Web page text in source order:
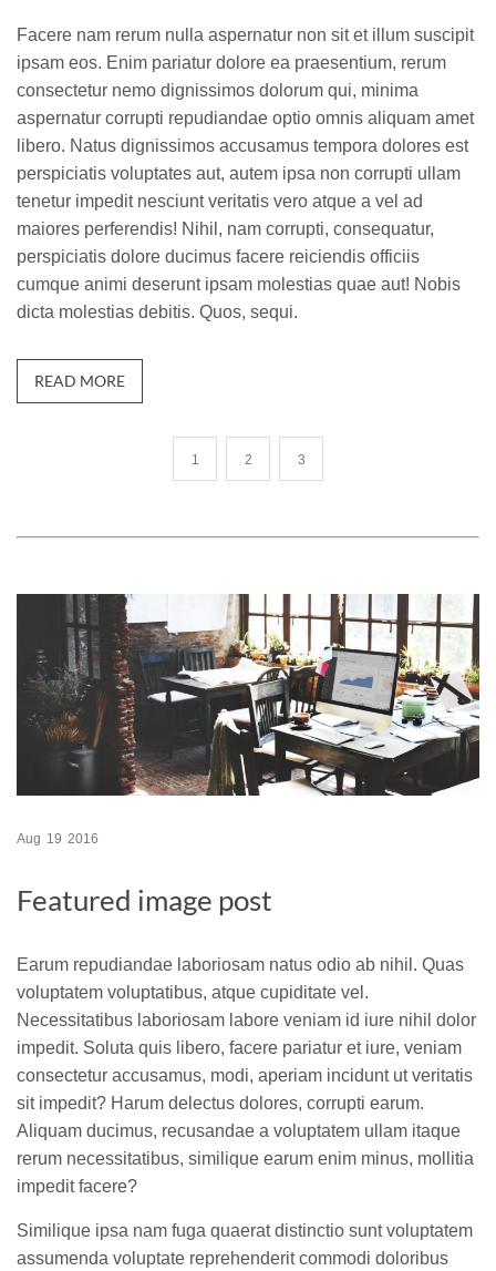
Facere nam rerum nulla aspernatur non sit et illum suscipit
ipsam eos. Enim pariatur dolore ea praesentium, rerum
consectetur nemo dignissimos dolorum qui, minima
aspernatur corrupti repudiandae optio omnis aliquam amet
libero. Natus dignissimos accusamus tempora dolores est
perspiciatis voluptates aut, autem ipsa non corrupti ullam
tenetur impedit nesciunt veritatis vero atque a vel ad
maiores perferendis! Nihil, nam corrupti, consequatur,
perspiciatis dolore ducimus facere reiciendis officiis
cumque animi deserunt ipsam molestias quae aut! Nobis
dicta molestias debitis. Quos, sequi.
READ MORE
1 2 3
Aug 19 2016
Featured image post
Earum repudiandae laboriosam natus odio ab nihil. Quas
voluptatem voluptatibus, atque cupiditate vel.
Necessitatibus laboriosam labore veniam id iure nihil dolor
impedit. Soluta quis libero, facere pariatur et iure, veniam
consectetur accusamus, modi, aperiam incidunt ut veritatis
sit impedit? Harum delectus dolores, corrupti earum.
Aliquam ducimus, recusandae a voluptatem ullam itaque
rerum necessitatibus, similique earum enim minus, mollitia
impedit facere?
Similique ipsa nam fuga quaerat distinctio sunt voluptatem
assumenda voluptate reprehenderit commodi doloribus